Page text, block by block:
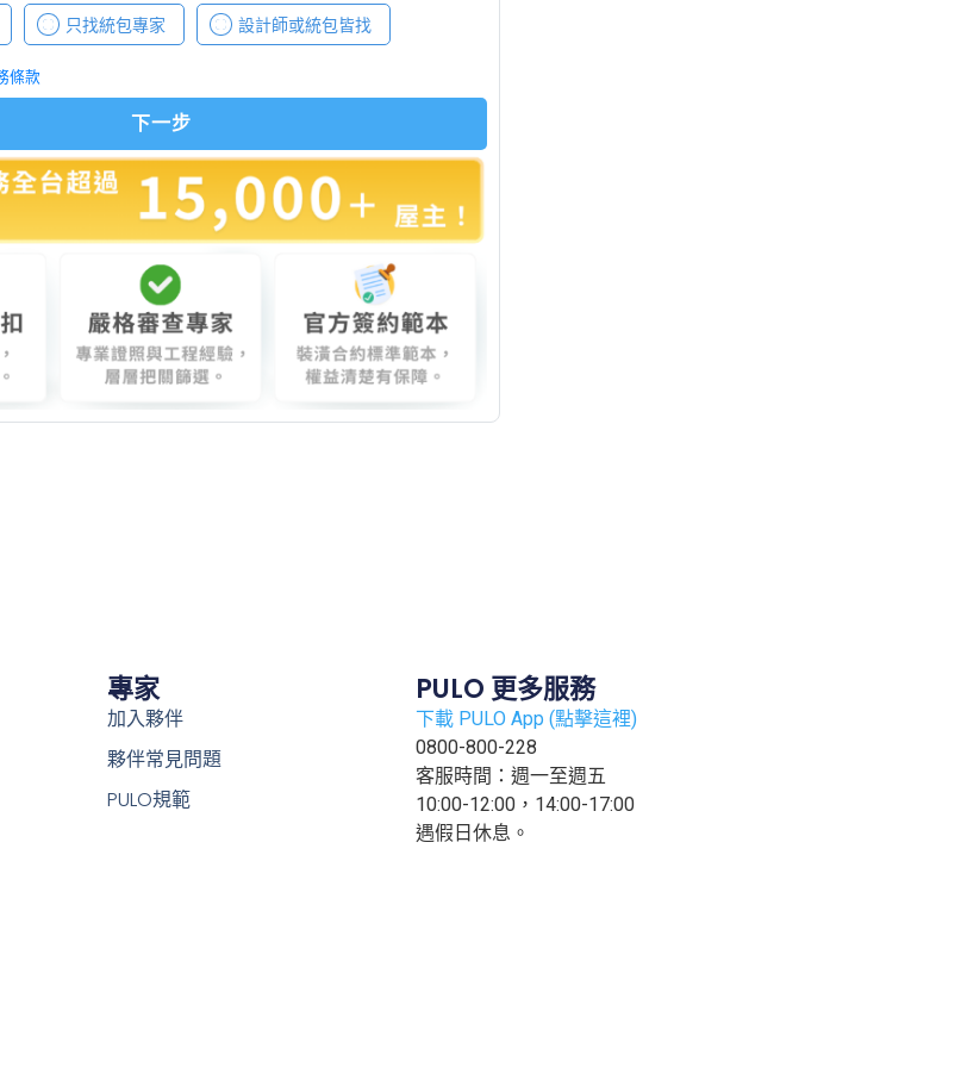
專家
加入夥伴
夥伴常見問題
PULO規範
PULO 更多服務
下載 PULO App (點擊這裡)
0800-800-228
客服時間：週一至週五
10:00-12:00，14:00-17:00
遇假日休息。